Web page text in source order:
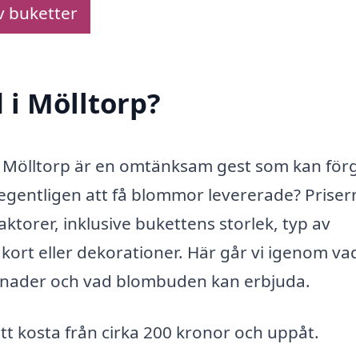
buketter
i Mölltorp?
är en omtänksam gest som kan
att få blommor levererade?
inklusive bukettens storlek, typ av
eller dekorationer. Här går vi igenom
och vad blombuden kan erbjuda.
kosta från cirka 200 kronor och uppåt.